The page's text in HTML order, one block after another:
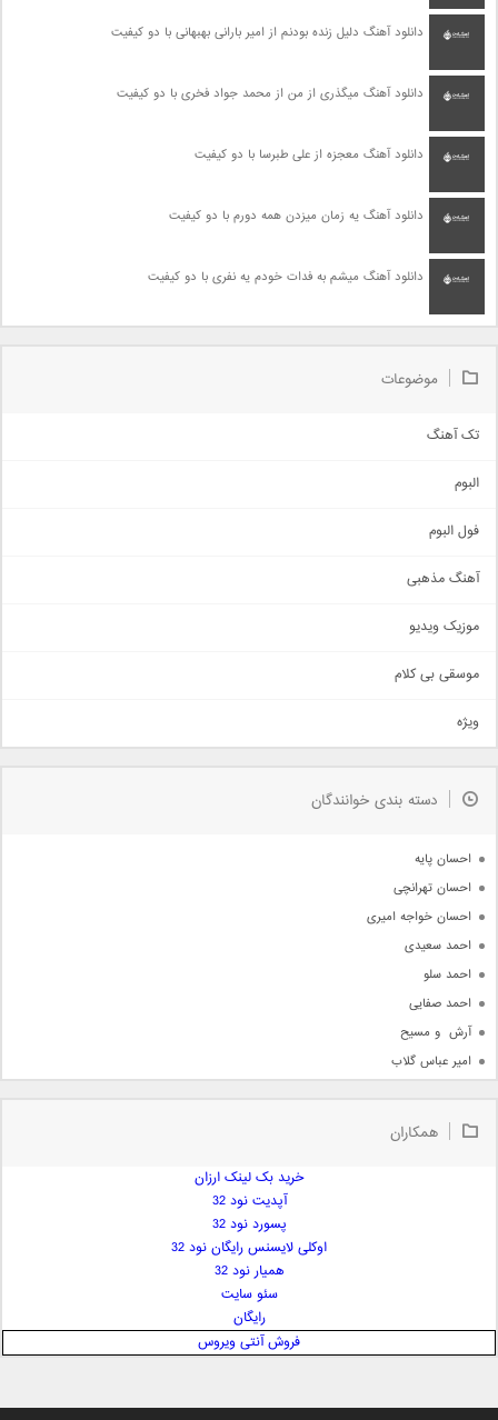
دانلود آهنگ دلیل زنده بودنم از امیر بارانی بهبهانی با دو کیفیت
دانلود آهنگ میگذری از من از محمد جواد فخری با دو کیفیت
دانلود آهنگ معجزه از علی طبرسا با دو کیفیت
دانلود آهنگ یه زمان میزدن همه دورم با دو کیفیت
دانلود آهنگ میشم به فدات خودم یه نفری با دو کیفیت
موضوعات
تک آهنگ
اجتماعی
حماسی
سنتی
اهنگ بندرعباسی
دمو
مذهبی
جدیدترین ها
البوم
فول البوم
آهنگ مذهبی
موزیک ویدیو
موسقی بی کلام
ویژه
دسته بندی خوانندگان
احسان پایه
احسان تهرانچی
احسان خواجه امیری
احمد سعیدی
احمد سلو
احمد صفایی
آرش  و مسیح
امیر عباس گلاب
امیر علی
ایمان غلامی
بابک جهانبخش
همکاران
خرید بک لینک ارزان
آپدیت نود 32
پسورد نود 32
اوکلی لایسنس رایگان نود 32
همیار نود 32
سئو سایت
رایگان
فروش آنتی ویروس